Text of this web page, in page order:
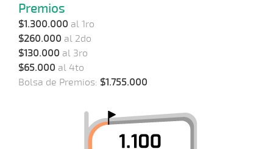
Premios
$1.300.000 al 1ro
$260.000 al 2do
$130.000 al 3ro
$65.000 al 4to
Bolsa de Premios: $1.755.000